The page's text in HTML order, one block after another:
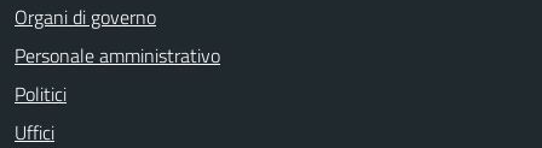
Organi di governo
Personale amministrativo
Politici
Uffici